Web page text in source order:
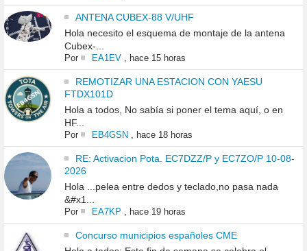
ANTENA CUBEX-88 V/UHF
Hola necesito el esquema de montaje de la antena
Cubex-...
Por EA1EV, hace 15 horas
REMOTIZAR UNA ESTACION CON YAESU
FTDX101D
Hola a todos, No sabía si poner el tema aquí, o en
HF...
Por EB4GSN , hace 18 horas
RE: Activacion Pota. EC7DZZ/P y EC7ZO/P 10-08-
2026
Hola ...pelea entre dedos y teclado,no pasa nada
&#x1...
Por EA7KP , hace 19 horas
Concurso municipios españoles CME